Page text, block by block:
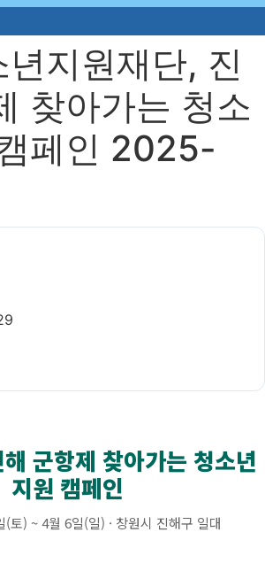
지원재단, 진
찾아가는 청소
페인 2025-
군항제 찾아가는 청소년
지원 캠페인
토) ~ 4월 6일(일) · 창원시 진해구 일대